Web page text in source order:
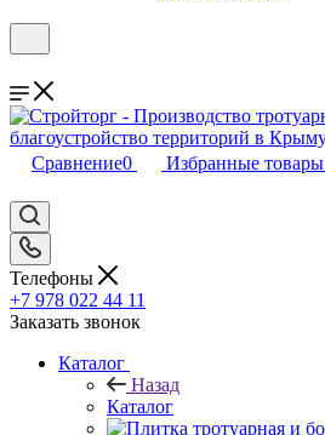
Сравнение0 Избранные товары
Телефоны
+7 978 022 44 11
Заказать звонок
Каталог
Назад
Каталог